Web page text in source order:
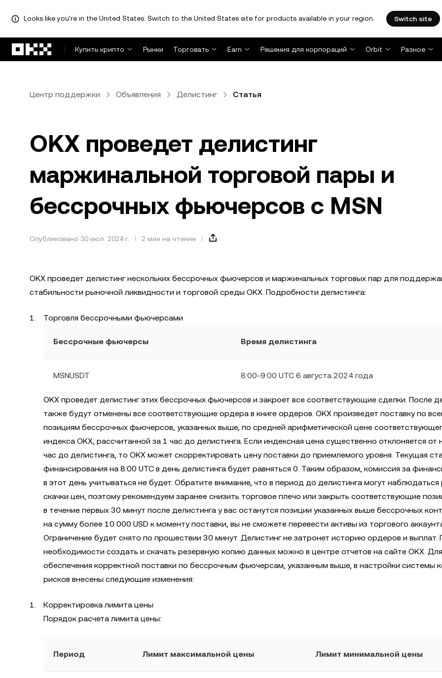
Looks like you're in the United States. Switch to the United States site for products available in your region. Switch site
Купить крипто
Рынки Торговать Earn Решения для корпораций Orbit Разное
Центр поддержки Объявления Делистинг Статья
OKX проведет делистинг
маржинальной торговой пары и
бессрочных фьючерсов с MSN
Опубликовано 30 июл. 2024 г. 2 мин на чтение
OKX проведет делистинг нескольких бессрочных фьючерсов и маржинальных торговых пар для
стабильности рыночной ликвидности и торговой среды OKX. Подробности делистинга:
Торговля бессрочными фьючерсами
Бессрочные фьючерсы Время делистинга
MSNUSDT 8:00-9:00 UTC 6 августа 2024 года
OKX проведет делистинг этих бессрочных фьючерсов и закроет все соответствующие сделки. После
также будут отменены все соответствующие ордера в книге ордеров. OKX произведет поставку по
позициям бессрочных фьючерсов, указанных выше, по средней арифметической цене
индекса OKX, рассчитанной за 1 час до делистинга. Если индексная цена существенно отклоняется от
час до делистинга, то OKX может скорректировать цену поставки до приемлемого уровня. Текущая
финансирования на 8:00 UTC в день делистинга будет равняться 0. Таким образом, комиссия за
в этот день учитываться не будет. Обратите внимание, что в период до делистинга могут наблюдаться
скачки цен, поэтому рекомендуем заранее снизить торговое плечо или закрыть соответствующие
в течение первых 30 минут после делистинга у вас останутся позиции указанных выше бессрочных
на сумму более 10 000 USD к моменту поставки, вы не сможете перевести активы из торгового
Ограничение будет снято по прошествии 30 минут. Делистинг не затронет историю ордеров и выплат.
необходимости создать и скачать резервную копию данных можно в центре отчетов на сайте OKX. Для
обеспечения корректной поставки по бессрочным фьючерсам, указанным выше, в настройки системы
рисков внесены следующие изменения:
Корректировка лимита цены
Порядок расчета лимита цены:
Период Лимит максимальной цены Лимит минимальной цены